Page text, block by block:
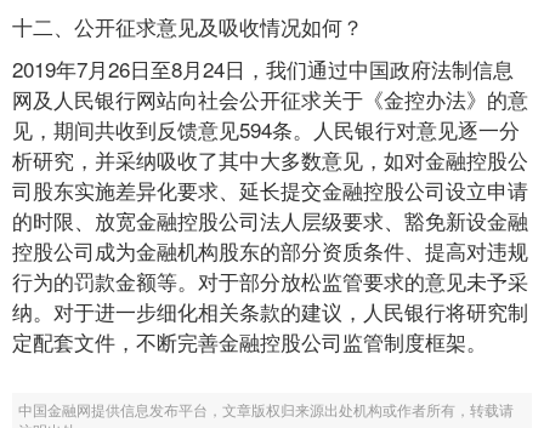
十二、公开征求意见及吸收情况如何？
2019年7月26日至8月24日，我们通过中国政府法制信息
网及人民银行网站向社会公开征求关于《金控办法》的意
见，期间共收到反馈意见594条。人民银行对意见逐一分
析研究，并采纳吸收了其中大多数意见，如对金融控股公
司股东实施差异化要求、延长提交金融控股公司设立申请
的时限、放宽金融控股公司法人层级要求、豁免新设金融
控股公司成为金融机构股东的部分资质条件、提高对违规
行为的罚款金额等。对于部分放松监管要求的意见未予采
纳。对于进一步细化相关条款的建议，人民银行将研究制
定配套文件，不断完善金融控股公司监管制度框架。
中国金融网提供信息发布平台，文章版权归来源出处机构或作者所有，转载请